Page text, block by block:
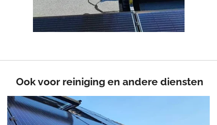
Ook voor reiniging en andere diensten